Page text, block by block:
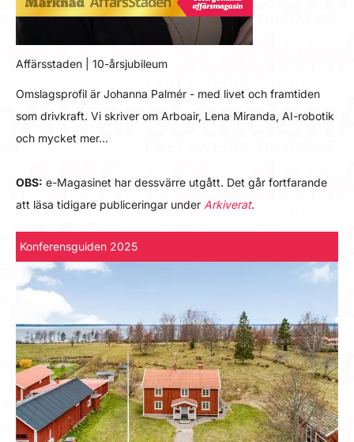
Affärsstaden | 10-årsjubileum
Omslagsprofil är Johanna Palmér - med livet och framtiden
som drivkraft. Vi skriver om Arboair, Lena Miranda, AI-robotik
och mycket mer…
OBS: e-Magasinet har dessvärre utgått. Det går fortfarande
att läsa tidigare publiceringar under Arkiverat.
Konferensguiden 2025